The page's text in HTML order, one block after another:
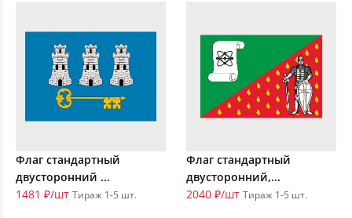
Флаг стандартный
двусторонний ...
1481 ₽/шт Тираж 1-5 шт.
Флаг стандартный
двусторонний,...
2040 ₽/шт Тираж 1-5 шт.